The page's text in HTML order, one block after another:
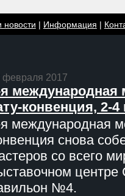
| Информация |
февраля 2017
международная
конвенция, 2-
международная
снова
со всего
центре
№4.